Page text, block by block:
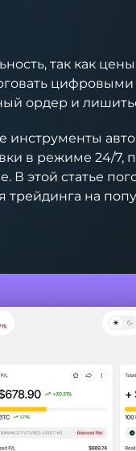
так как
ордер и
инструменты
в режиме 24/7,
В этой статье
трейдинга на